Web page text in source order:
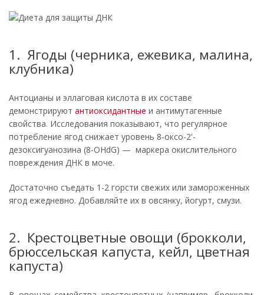
1. Ягоды (черника, ежевика, малина,
клубника)
Антоцианы и эллаговая кислота в их составе
демонстрируют антиоксидантные и антимутагенные
свойства. Исследования показывают, что регулярное
потребление ягод снижает уровень 8-оксо-2'-
дезоксигуанозина (8-OHdG) — маркера окислительного
повреждения ДНК в моче.
Достаточно съедать 1-2 горсти свежих или замороженных
ягод ежедневно. Добавляйте их в овсянку, йогурт, смузи.
2. Крестоцветные овощи (брокколи,
брюссельская капуста, кейл, цветная
капуста)